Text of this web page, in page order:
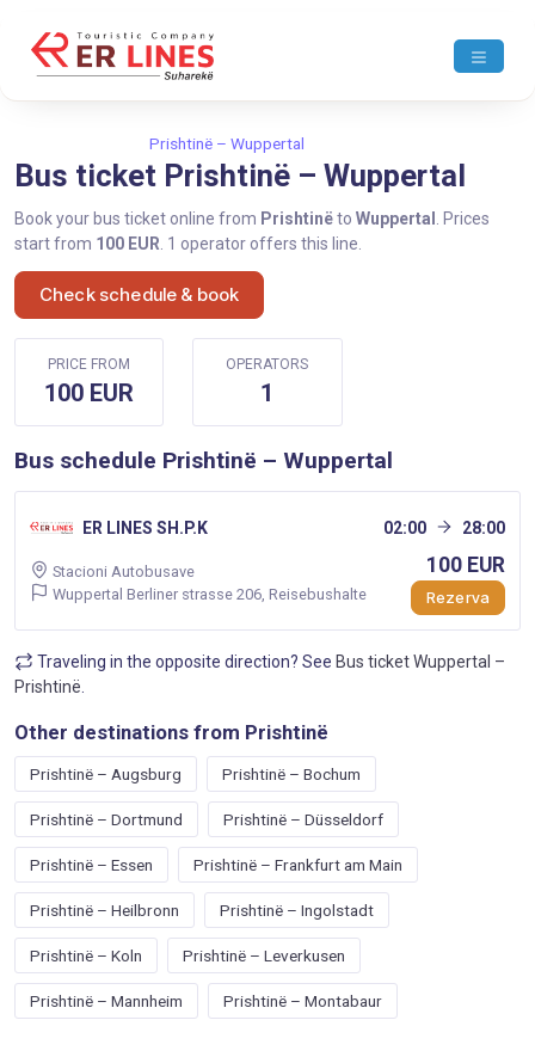
Prishtinë – Wuppertal
Bus ticket Prishtinë – Wuppertal
Book your bus ticket online from Prishtinëto Wuppertal
. Prices
start from 100 EUR . 1 operator offers this line.
Check schedule & book
PRICE FROM
100 EUR
OPERATORS
1
Bus schedule Prishtinë – Wuppertal
ER LINES SH.P.K 02:00 28:00
Stacioni Autobusave
Wuppertal Berliner strasse 206, Reisebushalte
100 EUR
Rezerva
Traveling in the opposite direction? See Bus ticket Wuppertal –
Prishtinë
Other destinations from Prishtinë
Prishtinë – Augsburg Prishtinë – Bochum
Prishtinë – Dortmund Prishtinë – Düsseldorf
Prishtinë – Essen Prishtinë – Frankfurt am Main
Prishtinë – Heilbronn Prishtinë – Ingolstadt
Prishtinë – Koln Prishtinë – Leverkusen
Prishtinë – Mannheim Prishtinë – Montabaur